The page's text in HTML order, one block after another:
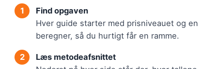
Find opgaven
Hver guide starter med prisniveauet og en
beregner, så du hurtigt får en ramme.
Læs metodeafsnittet